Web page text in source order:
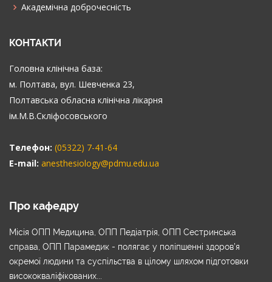
Академічна доброчесність
КОНТАКТИ
Головна клінічна база:
м. Полтава, вул. Шевченка 23,
Полтавська обласна клінічна лікарня
ім.М.В.Скліфосовського
Телефон: (05322) 7-41-64
E-mail: anesthesiology@pdmu.edu.ua
Про кафедру
Місія ОПП Медицина, ОПП Педіатрія, ОПП Сестринська
справа, ОПП Парамедик - полягає у поліпшенні здоров’я
окремої людини та суспільства в цілому шляхом підготовки
висококваліфікованих...